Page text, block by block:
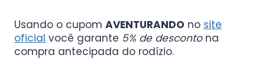
Usando o cupom AVENTURANDO no site
oficial você garante 5% de descontona
compra antecipada do rodízio.